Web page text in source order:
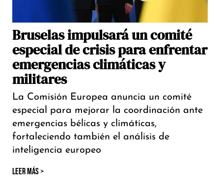
Bruselas impulsará un comité
especial de crisis para enfrentar
emergencias climáticas y
militares
La Comisión Europea anuncia un comité
especial para mejorar la coordinación ante
emergencias bélicas y climáticas,
fortaleciendo también el análisis de
inteligencia europeo
LEER MÁS >